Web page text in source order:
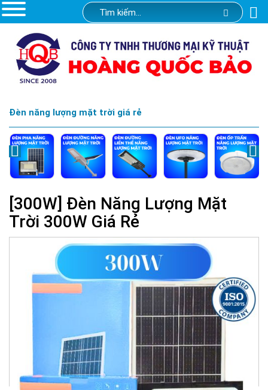
Đèn năng lượng mặt trời giá rẻ
[300W] Đèn Năng Lượng Mặt
Trời 300W Giá Rẻ